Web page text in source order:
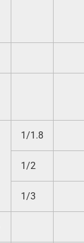
1/1.8
1/2
1/3